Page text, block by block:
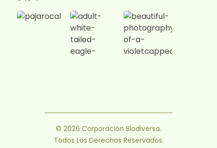
© 2026 Corporación Biodiversa.
Todos Los Derechos Reservados.